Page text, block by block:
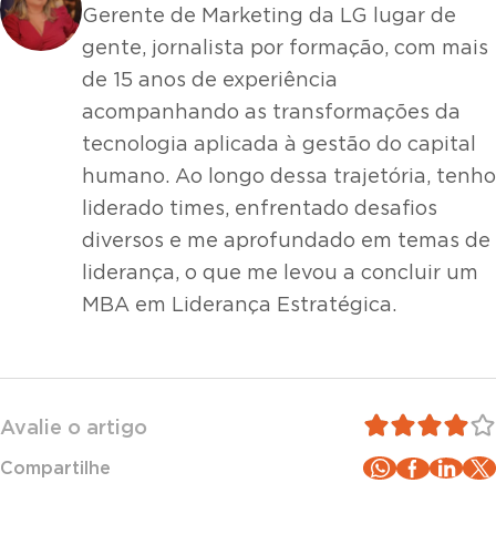
Gerente de Marketing da LG lugar de
gente, jornalista por formação, com mais
de 15 anos de experiência
acompanhando as transformações da
tecnologia aplicada à gestão do capital
humano. Ao longo dessa trajetória, tenho
liderado times, enfrentado desafios
diversos e me aprofundado em temas de
liderança, o que me levou a concluir um
MBA em Liderança Estratégica.
Avalie o artigo
Compartilhe